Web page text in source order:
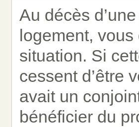
Au décès
logement,
situation. Si
cessent d’être
avait un
bénéficier du